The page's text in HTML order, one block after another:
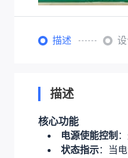
描述 设
描述
核心功能
电源使能控制
状态指示：当